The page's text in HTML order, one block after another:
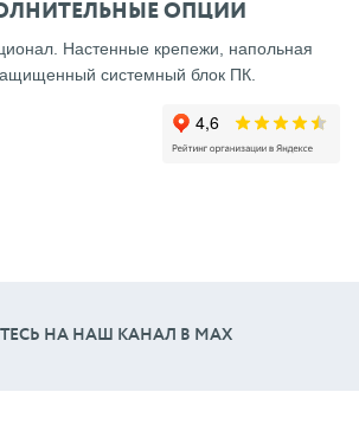
ОПЦИИ
Настенные крепежи, напольная
системный блок ПК.
НА НАШ КАНАЛ В МАХ